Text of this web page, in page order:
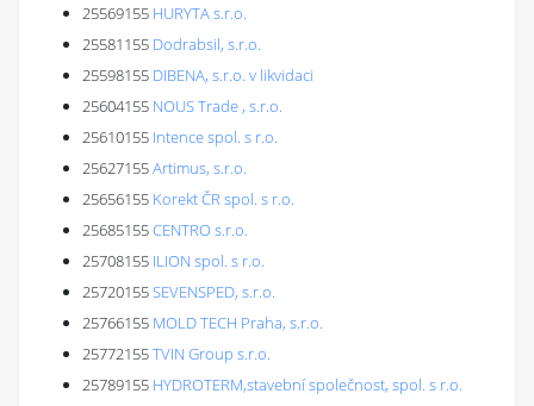
25569155 HURYTA s.r.o.
25581155 Dodrabsil, s.r.o.
25598155 DIBENA, s.r.o. v likvidaci
25604155 NOUS Trade , s.r.o.
25610155 Intence spol. s r.o.
25627155Artimus, s.r.o.
25656155 Korekt ČR spol. s r.o.
25685155CENTRO s.r.o.
25708155 ILION spol. s r.o.
25720155SEVENSPED, s.r.o.
25766155 MOLD TECH Praha, s.r.o.
25772155TVIN Group s.r.o.
25789155 HYDROTERM,stavební společnost, spol. s r.o.